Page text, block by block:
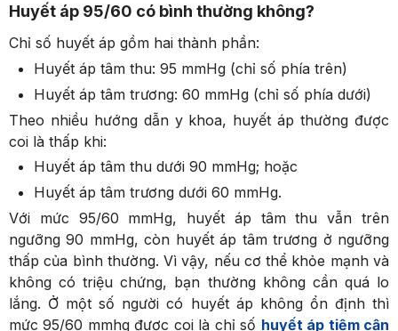
Huyết áp 95/60 có bình thường không?
Chỉ số huyết áp gồm hai thành phần:
Huyết áp tâm thu: 95 mmHg (chỉ số phía trên)
Huyết áp tâm trương: 60 mmHg (chỉ số phía dưới)
Theo nhiều hướng dẫn y khoa, huyết áp thường được
coi là thấp khi:
Huyết áp tâm thu dưới 90 mmHg; hoặc
Huyết áp tâm trương dưới 60 mmHg.
Với mức 95/60 mmHg, huyết áp tâm thu vẫn trên
ngưỡng 90 mmHg, còn huyết áp tâm trương ở ngưỡng
thấp của bình thường. Vì vậy, nếu cơ thể khỏe mạnh và
không có triệu chứng, bạn thường không cần quá lo
lắng. Ở một số người có huyết áp không ổn định thì
mức 95/60 mmhg được coi là chỉ số huyết áp tiệm cận